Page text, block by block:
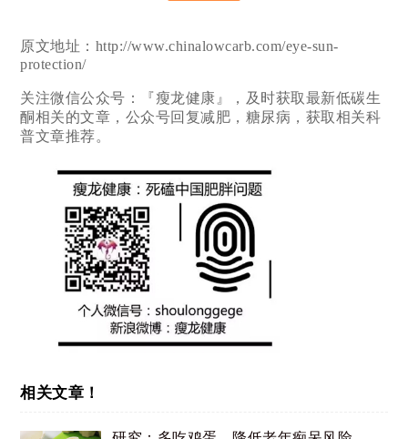
原文地址：http://www.chinalowcarb.com/eye-sun-
protection/
关注微信公众号：『瘦龙健康』，及时获取最新低碳生
酮相关的文章，公众号回复减肥，糖尿病，获取相关科
普文章推荐。
相关文章！